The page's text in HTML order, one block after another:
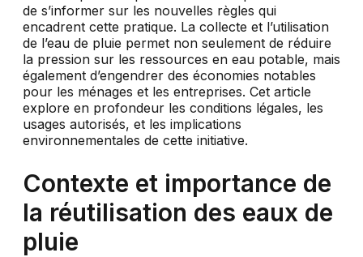
de s’informer sur les nouvelles règles qui
encadrent cette pratique. La collecte et l’utilisation
de l’eau de pluie permet non seulement de réduire
la pression sur les ressources en eau potable, mais
également d’engendrer des économies notables
pour les ménages et les entreprises. Cet article
explore en profondeur les conditions légales, les
usages autorisés, et les implications
environnementales de cette initiative.
Contexte et importance de
la réutilisation des eaux de
pluie